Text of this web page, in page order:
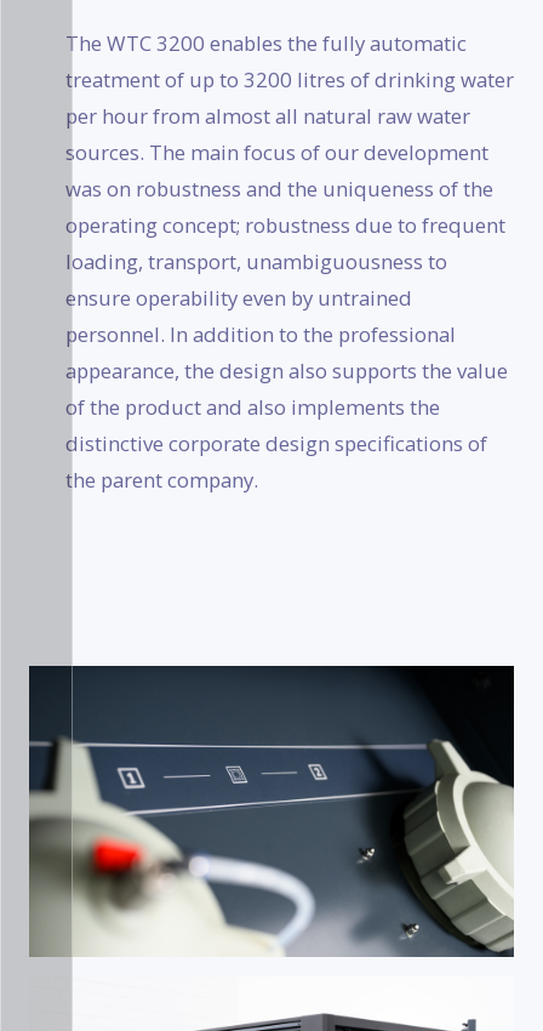
The WTC 3200 enables the fully automatic
treatment of up to 3200 litres of drinking water
per hour from almost all natural raw water
sources. The main focus of our development
was on robustness and the uniqueness of the
operating concept; robustness due to frequent
loading, transport, unambiguousness to
ensure operability even by untrained
personnel. In addition to the professional
appearance, the design also supports the value
of the product and also implements the
distinctive corporate design specifications of
the parent company.
Impressum